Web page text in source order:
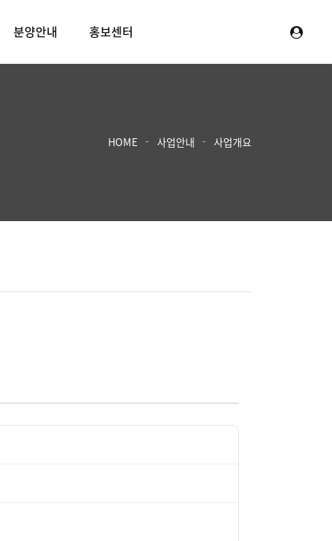
분양안내 홍보센터
HOME 사업안내 사업개요